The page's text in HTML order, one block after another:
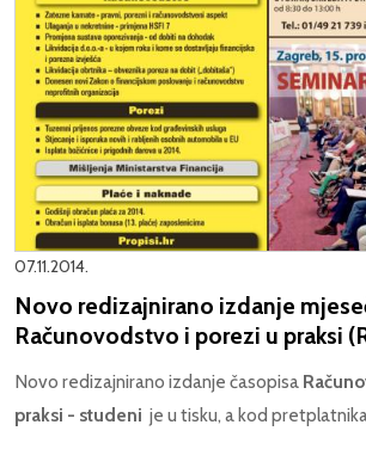
07.11.2014.
Novo redizajnirano izdanje
Računovodstvo i porezi u praksi
Novo redizajnirano izdanje časopisa
praksi - studeni je u tisku, a kod